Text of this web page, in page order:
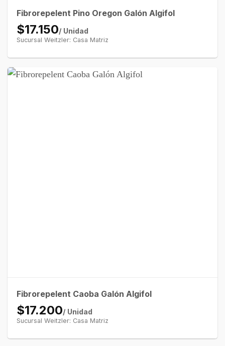
Fibrorepelent Pino Oregon Galón Algifol
$17.150/ Unidad
Sucursal Weitzler: Casa Matriz
Fibrorepelent Caoba Galón Algifol
$17.200/ Unidad
Sucursal Weitzler: Casa Matriz